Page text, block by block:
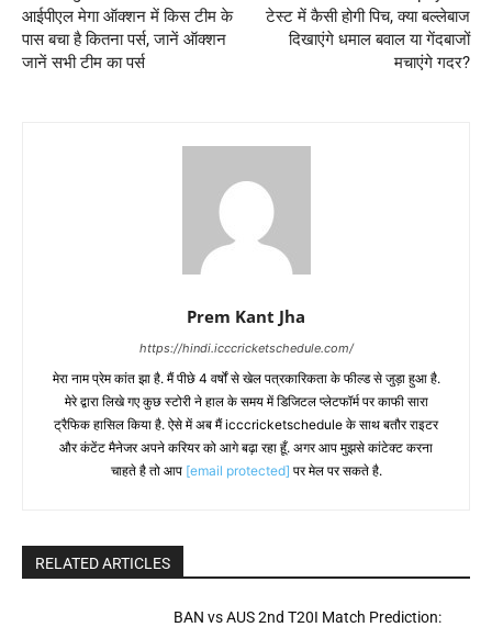
आईपीएल मेगा ऑक्शन में किस टीम के
पास बचा है कितना पर्स, जानें ऑक्शन
जानें सभी टीम का पर्स
टेस्ट में कैसी होगी पिच, क्या बल्लेबाज
दिखाएंगे धमाल बवाल या गेंदबाजों
मचाएंगे गदर?
Prem Kant Jha
https://hindi.icccricketschedule.com/
मेरा नाम प्रेम कांत झा है. मैं पीछे 4 वर्षों से खेल पत्रकारिकता के फील्ड से जुड़ा हुआ है.
मेरे द्वारा लिखे गए कुछ स्टोरी ने हाल के समय में डिजिटल प्लेटफॉर्म पर काफी सारा
ट्रैफिक हासिल किया है. ऐसे में अब मैं icccricketschedule के साथ बतौर राइटर
और कंटेंट मैनेजर अपने करियर को आगे बढ़ा रहा हूँ. अगर आप मुझसे कांटेक्ट करना
चाहते है तो आप [email protected] पर मेल पर सकते है.
RELATED ARTICLES
BAN vs AUS 2nd T20I Match Prediction: